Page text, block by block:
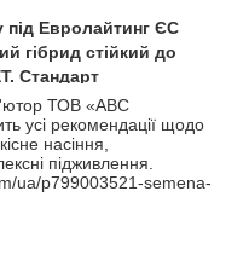
під Евролайтинг ЄС
гібрид стійкий до
Стандарт
ТОВ «АВС
усі рекомендації щодо
насіння,
підживлення.
ua/p799003521-semena-